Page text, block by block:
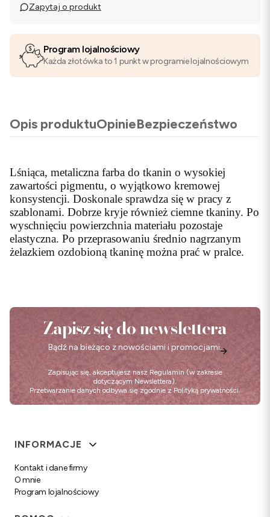
Zapytaj o produkt
Program lojalnościowy
Każda złotówka to 1 punkt w programie lojalnościowym
Opis produktuOpinieBezpieczeństwo
Lśniąca, metaliczna farba do tkanin o wysokiej
zawartości pigmentu, o wyjątkowo kremowej
konsystencji. Doskonale sprawdza się w pracy z
szablonami. Dobrze kryje również ciemne tkaniny. Po
wyschnięciu powierzchnia materiału pozostaje
elastyczna. Po przeprasowaniu średnio nagrzanym
żelazkiem ozdobioną tkaninę można prać w pralce.
Zapisz się do newslettera
Bądź na bieżąco z nowościami i promocjami.
Zapisując się, akceptujesz nasz Regulamin (w zakresie
dotyczącym Newslettera).
Przetwarzanie danych odbywa się zgodnie z Polityką prywatności.
Linki w stopce
INFORMACJE
Kontakt i dane firmy
O mnie
Program lojalnościowy